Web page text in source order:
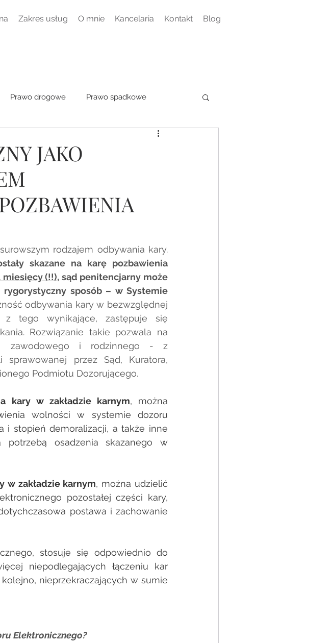
Zakres usług O mnie Kancelaria Kontakt Blog
Prawo drogowe Prawo spadkowe
JAKO
rodzajem odbywania kary.
skazane na karę pozbawienia
(!!), sąd penitencjarny może
sposób – w Systemie
odbywania kary w bezwzględnej
tego wynikające, zastępuje się
Rozwiązanie takie pozwala na
zawodowego i rodzinnego - z
przez Sąd, Kuratora,
Podmiotu Dozorującego.
kary w zakładzie karnym, można
wolności w systemie dozoru
i stopień demoralizacji, a także inne
potrzebą osadzenia skazanego w
w zakładzie karnym, można udzielić
pozostałej części kary,
postawa i zachowanie
stosuje się odpowiednio do
niepodlegających łączeniu kar
nieprzekraczających w sumie
Elektronicznego?